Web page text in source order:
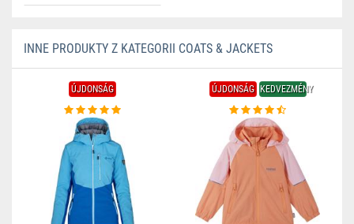
INNE PRODUKTY Z KATEGORII COATS & JACKETS
ÚJDONSÁG ÚJDONSÁG KEDVEZMÉNY